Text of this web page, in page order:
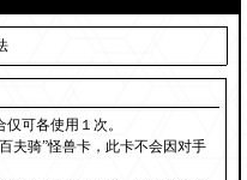
可各使用１次。
夫骑”怪兽卡，此卡不会因对手